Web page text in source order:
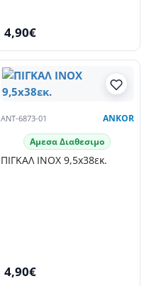
4,90€
ANT-6873-01 ANKOR
Αμεσα Διαθεσιμο
ΠΙΓΚΑΛ INOX 9,5x38εκ.
4,90€